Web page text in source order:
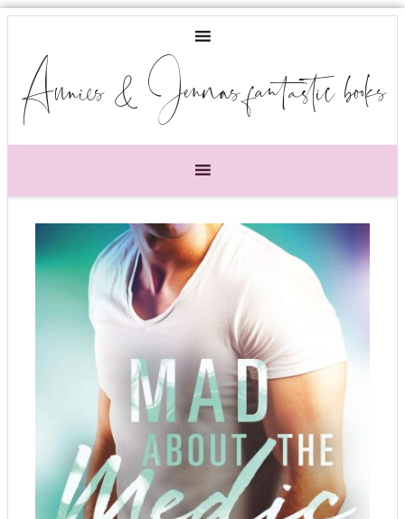
Annies & Jennas fantastic books